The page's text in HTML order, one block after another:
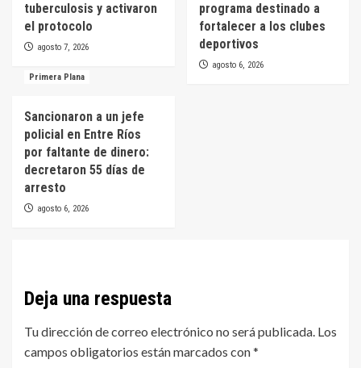
tuberculosis y activaron
el protocolo
agosto 7, 2026
programa destinado a
fortalecer a los clubes
deportivos
agosto 6, 2026
Primera Plana
Sancionaron a un jefe
policial en Entre Ríos
por faltante de dinero:
decretaron 55 días de
arresto
agosto 6, 2026
Deja una respuesta
Tu dirección de correo electrónico no será publicada. Los
campos obligatorios están marcados con*